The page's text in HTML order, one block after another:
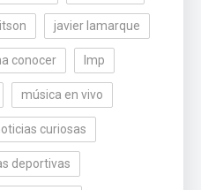
itson javier lamarque
conocer lmp
música en vivo
curiosas
deportivas